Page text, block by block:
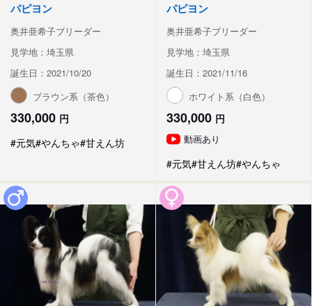
パピヨン
奥井亜希子ブリーダー
見学地：埼玉県
誕生日：2021/10/20
ブラウン系（茶色）
330,000 円
#元気#やんちゃ#甘えん坊
パピヨン
奥井亜希子ブリーダー
見学地：埼玉県
誕生日：2021/11/16
ホワイト系（白色）
330,000 円
動画あり
#元気#甘えん坊#やんちゃ